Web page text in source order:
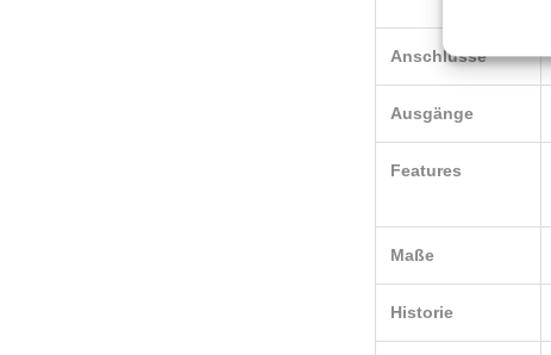
Anschlüsse
Ausgänge
Features
Maße
Historie